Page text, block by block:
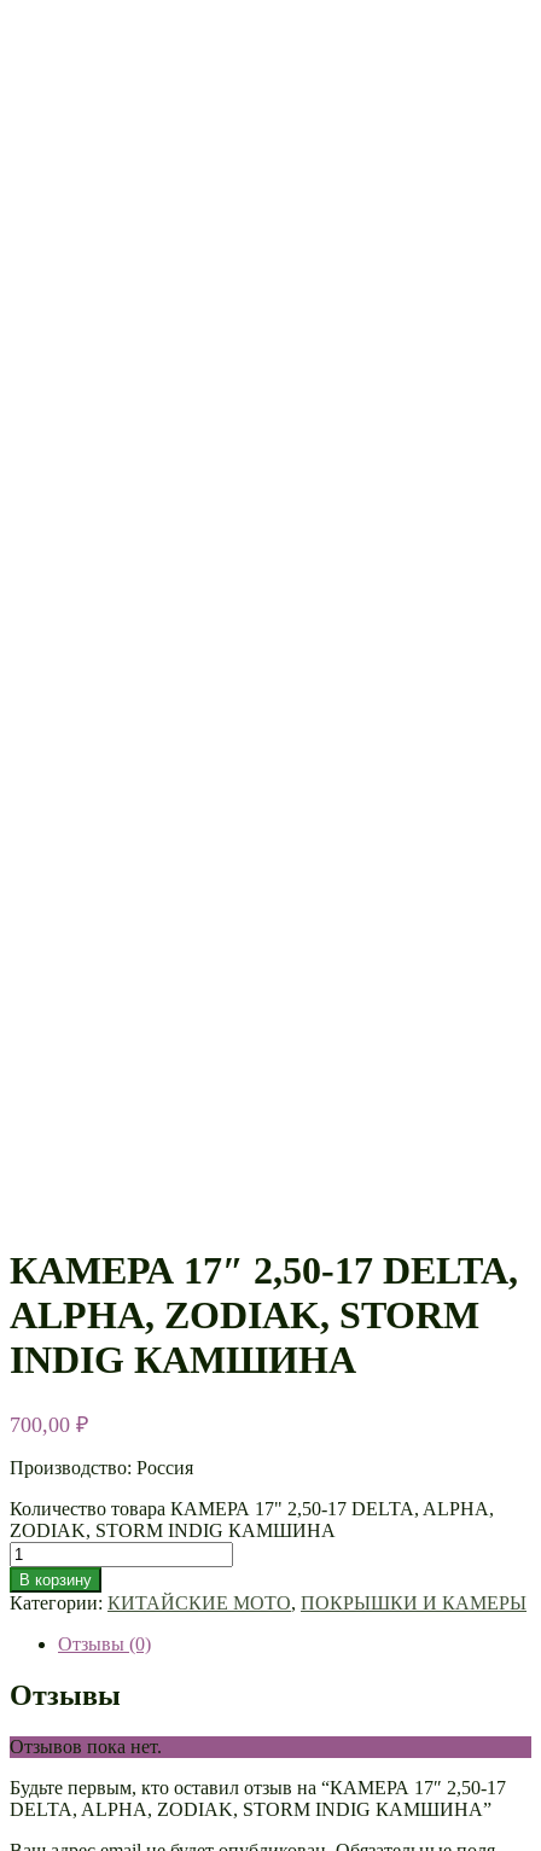
КАМЕРА 17″ 2,50-17 DELTA,
ALPHA, ZODIAK, STORM
INDIG КАМШИНА
700,00 ₽
Производство: Россия
Количество товара КАМЕРА 17" 2,50-17 DELTA, ALPHA,
ZODIAK, STORM INDIG КАМШИНА
В корзину
Категории: КИТАЙСКИЕ МОТО, ПОКРЫШКИ И КАМЕРЫ
Отзывы (0)
Отзывы
Отзывов пока нет.
Будьте первым, кто оставил отзыв на “КАМЕРА 17″ 2,50-17
DELTA, ALPHA, ZODIAK, STORM INDIG КАМШИНА”